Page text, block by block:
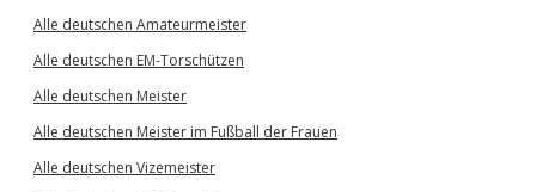
Alle deutschen Amateurmeister
Alle deutschen EM-Torschützen
Alle deutschen Meister
Alle deutschen Meister im Fußball der Frauen
Alle deutschen Vizemeister